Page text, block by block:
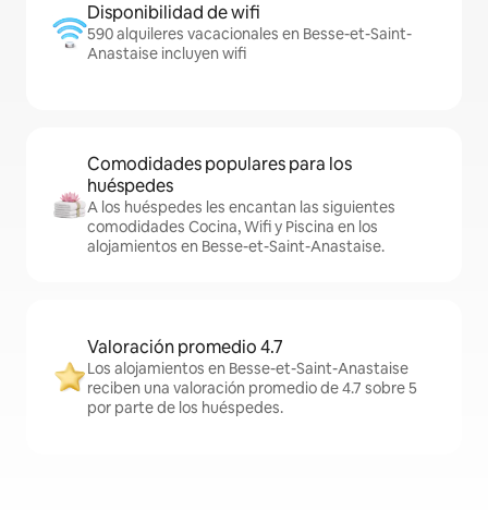
Disponibilidad de wifi
590 alquileres vacacionales en Besse-et-Saint-
Anastaise incluyen wifi
Comodidades populares para los
huéspedes
A los huéspedes les encantan las siguientes
comodidades Cocina, Wifi y Piscina en los
alojamientos en Besse-et-Saint-Anastaise.
Valoración promedio 4.7
Los alojamientos en Besse-et-Saint-Anastaise
reciben una valoración promedio de 4.7 sobre 5
por parte de los huéspedes.